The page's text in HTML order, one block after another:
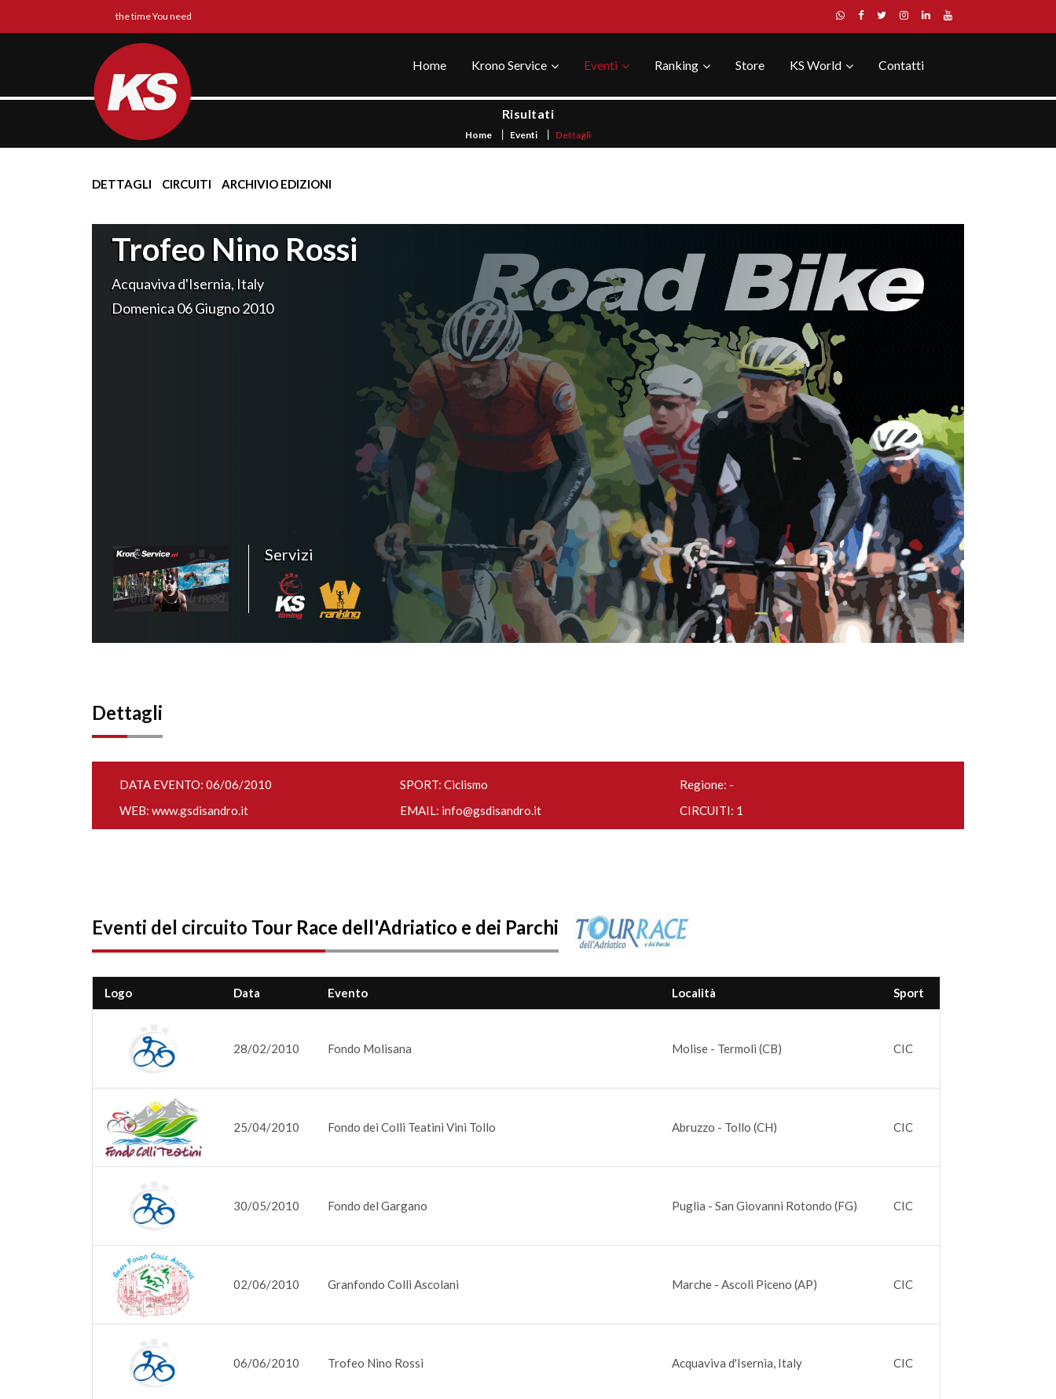
the time You need
Home Krono Service Eventi Ranking Store KS World Contatti
Risultati
Home Eventi Dettagli
DETTAGLI CIRCUITI ARCHIVIO EDIZIONI
Trofeo Nino Rossi
Acquaviva d'Isernia, Italy
Domenica 06 Giugno 2010
Servizi
Dettagli
DATA EVENTO: 06/06/2010 SPORT: Ciclismo
Regione: -
WEB: www.gsdisandro.it EMAIL: info@gsdisandro.it CIRCUITI: 1
Eventi del circuito Tour Race dell'Adriatico e dei Parchi
Logo Data Evento Località Sport
28/02/2010 Fondo Molisana Molise - Termoli (CB) CIC
25/04/2010 Fondo dei Colli Teatini Vini Tollo Abruzzo - Tollo (CH) CIC
30/05/2010 Fondo del Gargano Puglia - San Giovanni Rotondo (FG) CIC
02/06/2010 Granfondo Colli Ascolani Marche - Ascoli Piceno (AP) CIC
06/06/2010 Trofeo Nino Rossi Acquaviva d'Isernia, Italy CIC